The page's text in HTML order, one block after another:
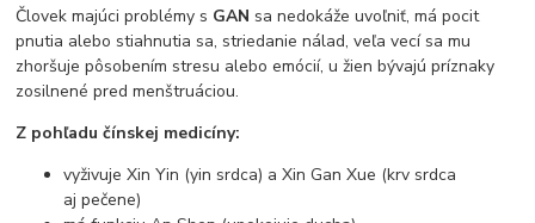
Človek majúci problémy s GAN sa nedokáže uvoľniť, má pocit
pnutia alebo stiahnutia sa, striedanie nálad, veľa vecí sa mu
zhoršuje pôsobením stresu alebo emócií, u žien bývajú príznaky
zosilnené pred menštruáciou.
Z pohľadu čínskej medicíny:
vyživuje Xin Yin (yin srdca) a Xin Gan Xue (krv srdca
aj pečene)